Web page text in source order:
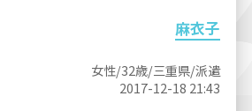
麻衣子
女性/32歳/三重県/派遣
2017-12-18 21:43